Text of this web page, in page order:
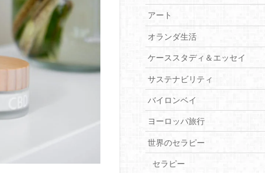
アート
オランダ生活
ケーススタディ＆エッセイ
サステナビリティ
バイロンベイ
ヨーロッパ旅行
世界のセラピー
セラピー